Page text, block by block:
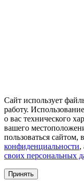
Сайт использует
работу.
о вас технического
вашего
пользоваться сайтом,
конфиденциальности,
своих персональных
Принять